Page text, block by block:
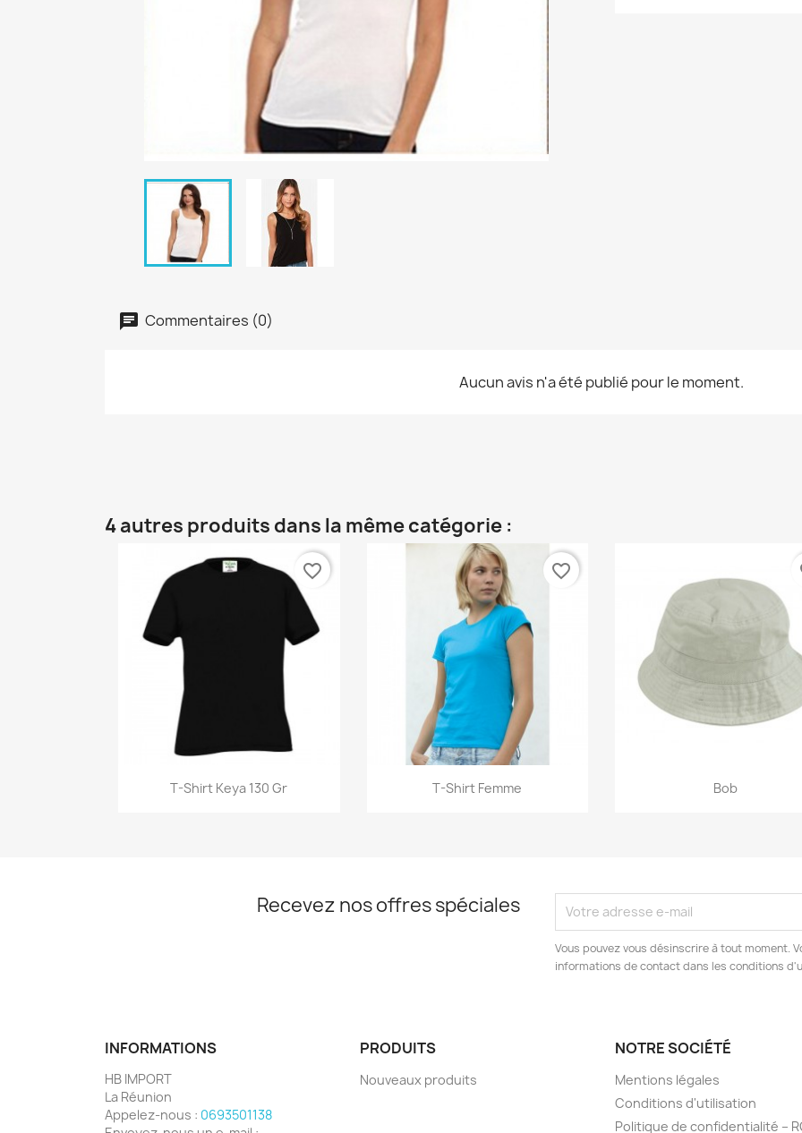
Commentaires (0)
Aucun avis n'a été publié pour le moment.
4 autres produits dans la même catégorie :
Aperçu rapide
T-Shirt Keya 130 Gr
favorite_border
Aperçu rapide
T-Shirt Femme
favorite_border
Aperçu rapide
Bob
Recevez nos offres spéciales
Vous pouvez vous désinscrire à tout moment.
informations de contact dans les conditions
INFORMATIONS
HB IMPORT
La Réunion
Appelez-nous : 0693501138
PRODUITS
Nouveaux produits
NOTRE SOCIÉTÉ
Mentions légales
Conditions d'utilisation
Politique de confidentialité –